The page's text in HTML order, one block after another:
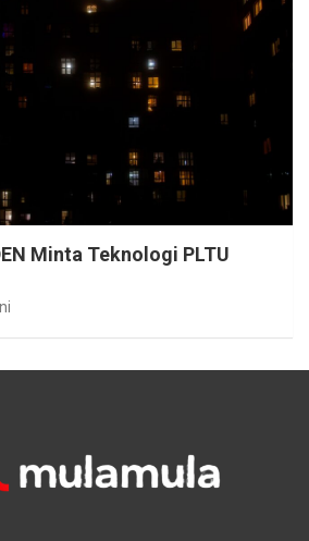
Minta Teknologi PLTU